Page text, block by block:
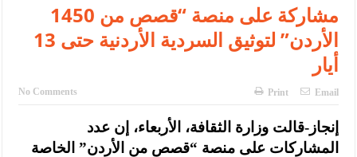
الملك يلتقي مجموعة من رفاق السلاح
الملك يتلقى اتصالا هاتفيا من العاهل البحريني
عارف بيك فريحات.. مبارك وبكم تزهو المناصب
1450 مشاركة على منصة “قصص من
الأردن” لتوثيق السردية الأردنية حتى 13
أيار
No Comments Print Email
إنجاز-قالت وزارة الثقافة، الأربعاء، إن عدد
المشاركات على منصة “قصص من الأردن” الخاصة